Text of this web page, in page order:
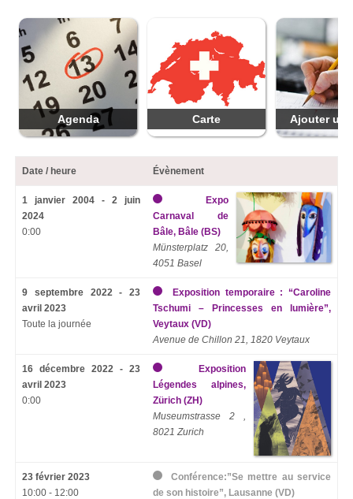
Agenda Carte Ajouter
Date / heure Évènement
1 janvier 2004 - 2 juin
2024
0:00
Expo
Carnaval de
Bâle, Bâle (BS)
Münsterplatz 20,
4051 Basel
9 septembre 2022 - 23
avril 2023
Toute la journée
Exposition temporaire : “Caroline
Tschumi – Princesses en lumière”,
Veytaux (VD)
Avenue de Chillon 21, 1820 Veytaux
16 décembre 2022 - 23
avril 2023
0:00
Exposition
Légendes alpines,
Zürich (ZH)
Museumstrasse 2 ,
8021 Zurich
23 février 2023
10:00 - 12:00
Conférence:”Se mettre au service
de son histoire”, Lausanne (VD)